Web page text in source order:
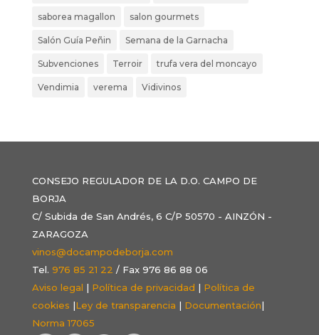
saborea magallon salon gourmets
Salón Guía Peñin Semana de la Garnacha
Subvenciones Terroir trufa vera del moncayo
Vendimia verema Vidivinos
CONSEJO REGULADOR DE LA D.O. CAMPO DE
BORJA
C/ Subida de San Andrés, 6 C/P 50570 - AINZÓN -
ZARAGOZA
vinos@docampodeborja.com
Tel. 976 85 21 22 / Fax 976 86 88 06
Aviso legal | Política de privacidad | Política de
cookies |Ley de transparencia | Documentación|
Norma 17065